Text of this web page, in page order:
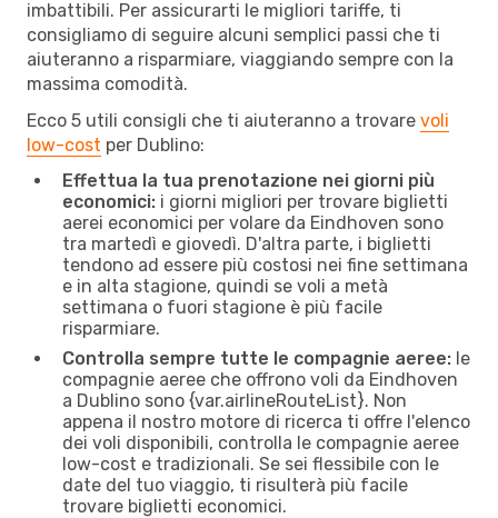
imbattibili. Per assicurarti le migliori tariffe, ti
consigliamo di seguire alcuni semplici passi che ti
aiuteranno a risparmiare, viaggiando sempre con la
massima comodità.
Ecco 5 utili consigli che ti aiuteranno a trovare voli
low-cost per Dublino:
Effettua la tua prenotazione nei giorni più
economici: i giorni migliori per trovare biglietti
aerei economici per volare da Eindhoven sono
tra martedì e giovedì. D'altra parte, i biglietti
tendono ad essere più costosi nei fine settimana
e in alta stagione, quindi se voli a metà
settimana o fuori stagione è più facile
risparmiare.
Controlla sempre tutte le compagnie aeree: le
compagnie aeree che offrono voli da Eindhoven
a Dublino sono {​var.airlineRouteList}. Non
appena il nostro motore di ricerca ti offre l'elenco
dei voli disponibili, controlla le compagnie aeree
low-cost e tradizionali. Se sei flessibile con le
date del tuo viaggio, ti risulterà più facile
trovare biglietti economici.